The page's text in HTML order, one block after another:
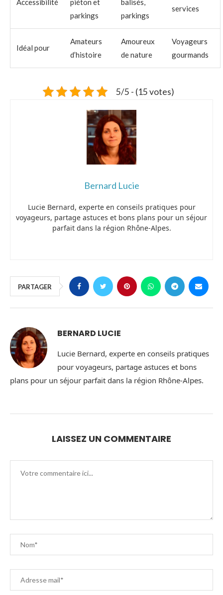
Accessibilité
piéton et
parkings
balisés,
parkings
services
Idéal pour
Amateurs
d’histoire
Amoureux
de nature
Voyageurs
gourmands
5/5 - (15 votes)
Bernard Lucie
Lucie Bernard, experte en conseils pratiques pour
voyageurs, partage astuces et bons plans pour un séjour
parfait dans la région Rhône-Alpes.
PARTAGER
BERNARD LUCIE
Lucie Bernard, experte en conseils pratiques
pour voyageurs, partage astuces et bons
plans pour un séjour parfait dans la région Rhône-Alpes.
LAISSEZ UN COMMENTAIRE